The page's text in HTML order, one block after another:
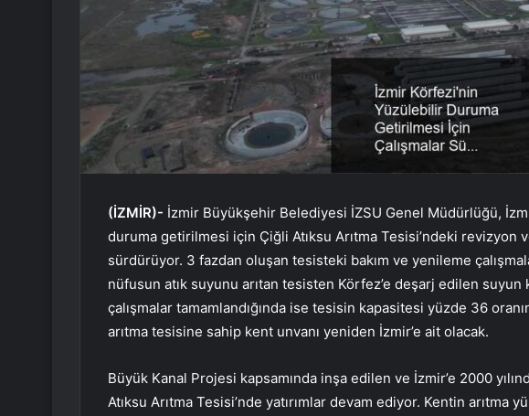
(İZMİR)- İzmir Büyükşehir Belediyesi İZSU Genel Müdürlüğü,
duruma getirilmesi için Çiğli Atıksu Arıtma Tesisi’ndeki revizyon
sürdürüyor. 3 fazdan oluşan tesisteki bakım ve yenileme
nüfusun atık suyunu arıtan tesisten Körfez’e deşarj edilen
çalışmalar tamamlandığında ise tesisin kapasitesi yüzde 36
arıtma tesisine sahip kent unvanı yeniden İzmir’e ait olacak.
Büyük Kanal Projesi kapsamında inşa edilen ve İzmir’e 2000
Atıksu Arıtma Tesisi’nde yatırımlar devam ediyor. Kentin arıtma